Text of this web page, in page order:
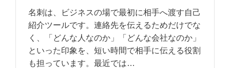
名刺は、ビジネスの場で最初に相手へ渡す自己
紹介ツールです。連絡先を伝えるためだけでな
く、「どんな人なのか」「どんな会社なのか」
といった印象を、短い時間で相手に伝える役割
も担っています。最近では…